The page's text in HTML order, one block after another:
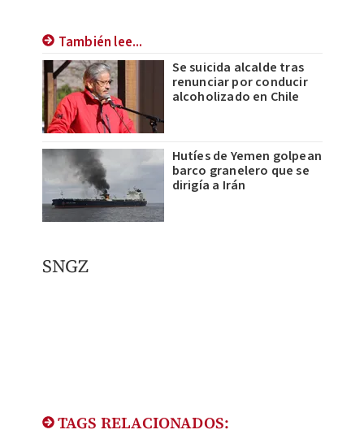
También lee...
Se suicida alcalde tras
renunciar por conducir
alcoholizado en Chile
Hutíes de Yemen golpean
barco granelero que se
dirigía a Irán
SNGZ
TAGS RELACIONADOS: